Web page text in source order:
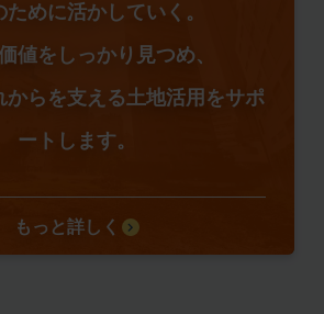
ために活かしていく。
値をしっかり見つめ、
からを支える土地活用をサポ
ートします。
もっと詳しく